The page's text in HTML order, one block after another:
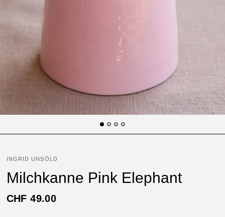
INGRID UNSÖLD
Milchkanne Pink Elephant
CHF 49.00